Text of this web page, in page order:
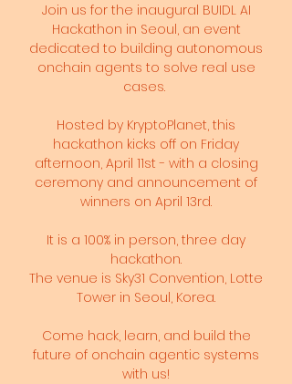
Join us for the inaugural BUIDL AI
Hackathon in Seoul, an event
dedicated to building autonomous
onchain agents to solve real use
cases.
Hosted by KryptoPlanet, this
hackathon kicks off on Friday
afternoon, April 11st - with a closing
ceremony and announcement of
winners on April 13rd.
It is a 100% in person, three day
hackathon.
The venue is Sky31 Convention, Lotte
Tower in Seoul, Korea.
Come hack, learn, and build the
future of onchain agentic systems
with us!